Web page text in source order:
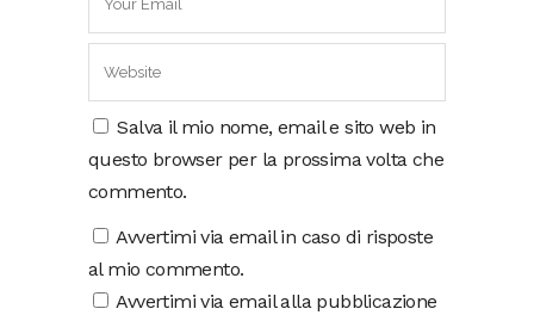
Salva il mio nome, email e sito web in
questo browser per la prossima volta che
commento.
Avvertimi via email in caso di risposte
al mio commento.
Avvertimi via email alla pubblicazione